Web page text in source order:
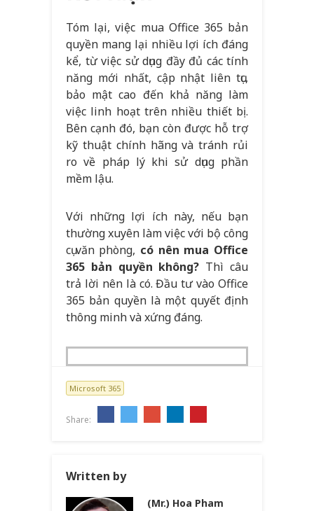
Tóm lại, việc mua Office 365 bản
quyền mang lại nhiều lợi ích đáng
kể, từ việc sử dụng đầy đủ các tính
năng mới nhất, cập nhật liên tục,
bảo mật cao đến khả năng làm
việc linh hoạt trên nhiều thiết bị.
Bên cạnh đó, bạn còn được hỗ trợ
kỹ thuật chính hãng và tránh rủi
ro về pháp lý khi sử dụng phần
mềm lậu.
Với những lợi ích này, nếu bạn
thường xuyên làm việc với bộ công
cụ văn phòng, có nên mua Office
365 bản quyền không? Thì câu
trả lời nên là có. Đầu tư vào Office
365 bản quyền là một quyết định
thông minh và xứng đáng.
Microsoft 365
Share:
Written by
(Mr.) Hoa Pham